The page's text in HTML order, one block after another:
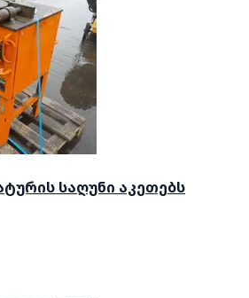
საღუნი აკეთებს